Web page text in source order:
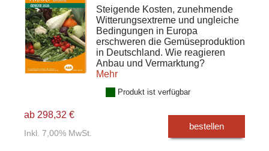
Steigende Kosten, zunehmende
Witterungsextreme und ungleiche
Bedingungen in Europa
erschweren die Gemüseproduktion
in Deutschland. Wie reagieren
Anbau und Vermarktung?
Mehr
Produkt ist verfügbar
ab 298,32 €
Inkl. 7,00% MwSt.
bestellen